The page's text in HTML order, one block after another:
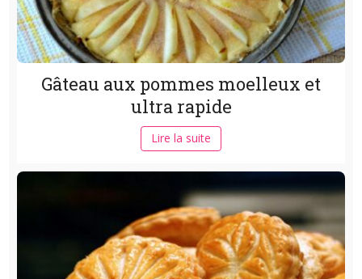
Gâteau aux pommes moelleux et
ultra rapide
Lire la suite